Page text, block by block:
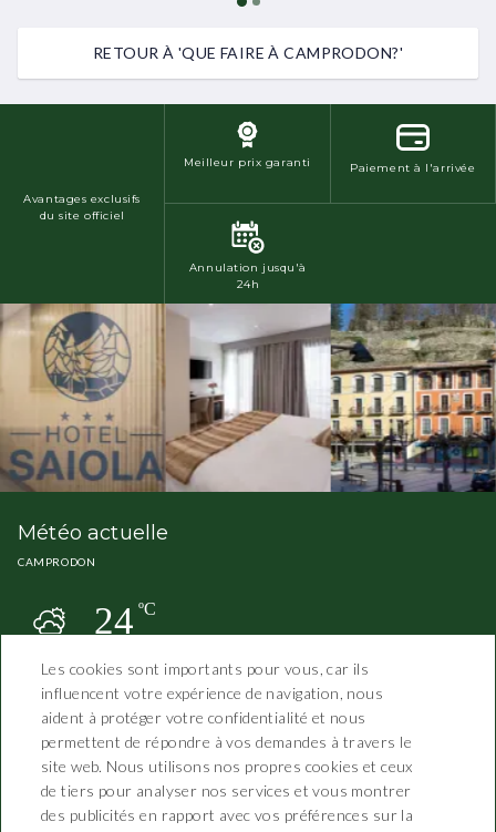
RETOUR À 'QUE FAIRE À CAMPRODON?'
Avantages exclusifs
du site officiel
Meilleur prix garanti Paiement à l'arrivée
Annulation jusqu'à
24h
Météo actuelle
CAMPRODON
24ºC
Les cookies sont importants pour vous, car ils
influencent votre expérience de navigation, nous
aident à protéger votre confidentialité et nous
permettent de répondre à vos demandes à travers le
site web. Nous utilisons nos propres cookies et ceux
de tiers pour analyser nos services et vous montrer
des publicités en rapport avec vos préférences sur la